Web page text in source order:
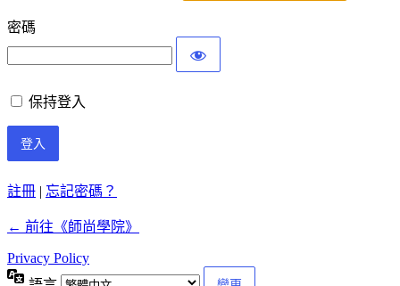
密碼
保持登入
註冊 | 忘記密碼？
← 前往《師尚學院》
Privacy Policy